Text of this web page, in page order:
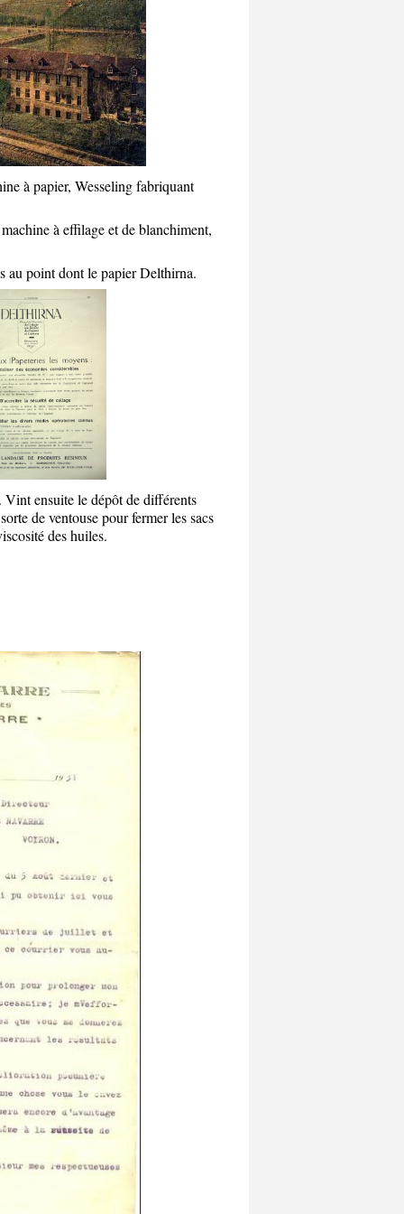
à papier, Wesseling fabriquant
à effilage et de blanchiment,
au point dont le papier Delthirna.
ensuite le dépôt de différents
de ventouse pour fermer les sacs
des huiles.